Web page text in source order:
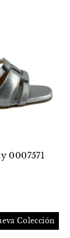
0007571
Colección